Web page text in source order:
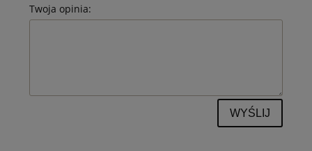
Twoja opinia:
WYŚLIJ